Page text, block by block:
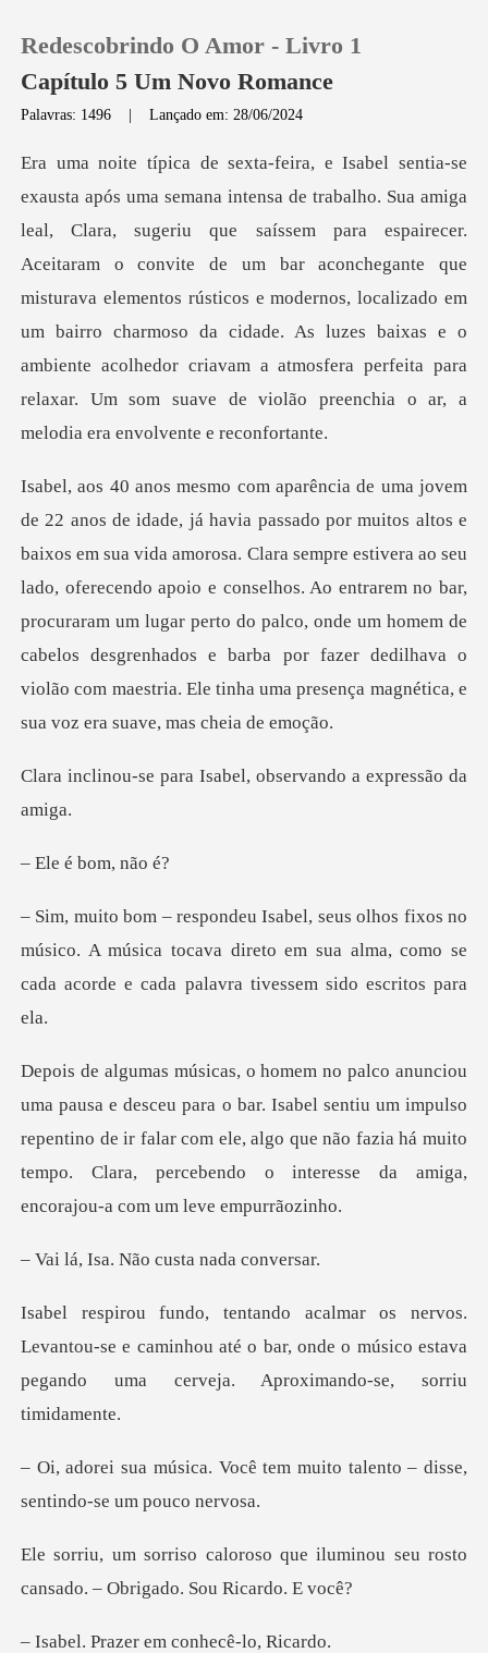
0
Loja
Redescobrindo O Amor - Livro 1
Capítulo 5 Um Novo Romance
Palavras: 1496 |Lançado em: 28/06/2024
pairecer.
Aceitaram o convite de um bar aconchegante que
misturava elementos rústicos e modernos, localizado em
um bairro charmoso da cidade. As luzes
ra sempre estivera ao seu
lado, oferecendo apoio e conselhos. Ao entrarem no bar,
procuraram um lugar perto do palco, onde um homem de
cabelo
a Isabel, observando
é bom,
músico. A música tocava direto em sua alma, como se
cad
Isabel sentiu um impulso
repentino de ir falar com ele, algo que não fazia há muito
. Não custa n
antou-se e caminhou até o bar, onde o músico estava
pe
ê tem muito talento – disse,
que iluminou seu rosto
cansado.
zer em conhec